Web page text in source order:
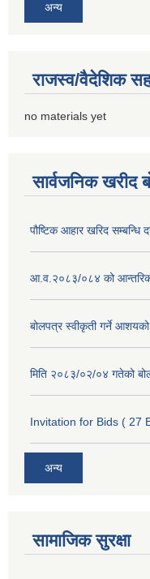
अन्य
राजस्व/वैदेशिक
no materials yet
सार्वजनिक खरीद
पौष्टिक आहार खरिद सम्बन्धि
आ.व.२०८३/०८४ को आन्तरिक
बोलपत्र स्वीकृती गर्ने
मिति २०८३/०२/०४ गतेको
Invitation for Bids ( 27
अन्य
सामाजिक सुरक्षा